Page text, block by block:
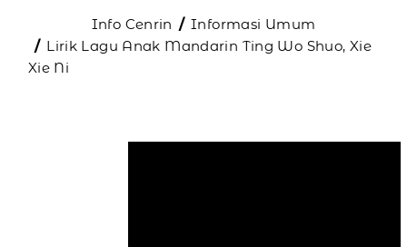
Info Cenrin
Informasi Umum
Lirik Lagu Anak Mandarin Ting Wo Shuo, Xie
Xie Ni